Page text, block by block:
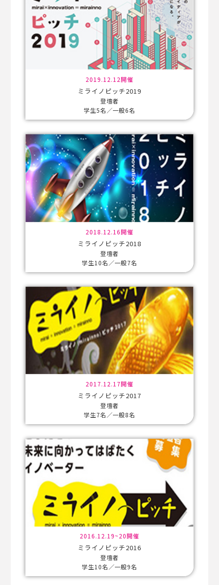
2019.12.12開催
ミライノピッチ2019
登壇者
学生5名／一般6名
2018.12.16開催
ミライノピッチ2018
登壇者
学生10名／一般7名
2017.12.17開催
ミライノピッチ2017
登壇者
学生7名／一般8名
2016.12.19~20開催
ミライノピッチ2016
登壇者
学生10名／一般9名